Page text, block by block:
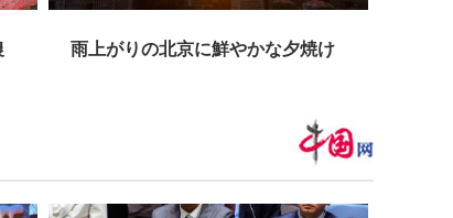
雨上がりの北京に鮮やかな夕焼け